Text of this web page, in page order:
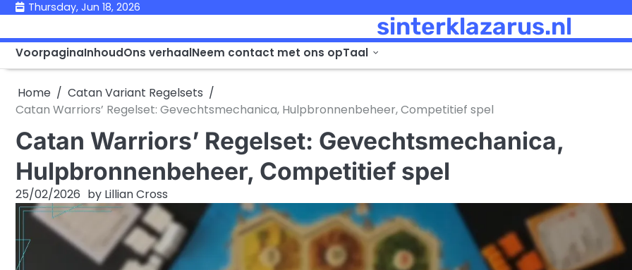
Skip
content
Thursday, Jun 18, 2026
sinterklazarus.nl
VoorpaginaInhoudOns verhaalNeem contact met ons opTaal
Home
Catan Variant Regelsets
Catan Warriors’ Regelset: Gevechtsmechanica, Hulpbronnenbeheer, Competitief spel
Catan Warriors’ Regelset: Gevechtsmechanica,
Hulpbronnenbeheer, Competitief spel
25/02/2026 by Lillian Cross